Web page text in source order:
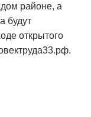
районе, а
будут
открытого